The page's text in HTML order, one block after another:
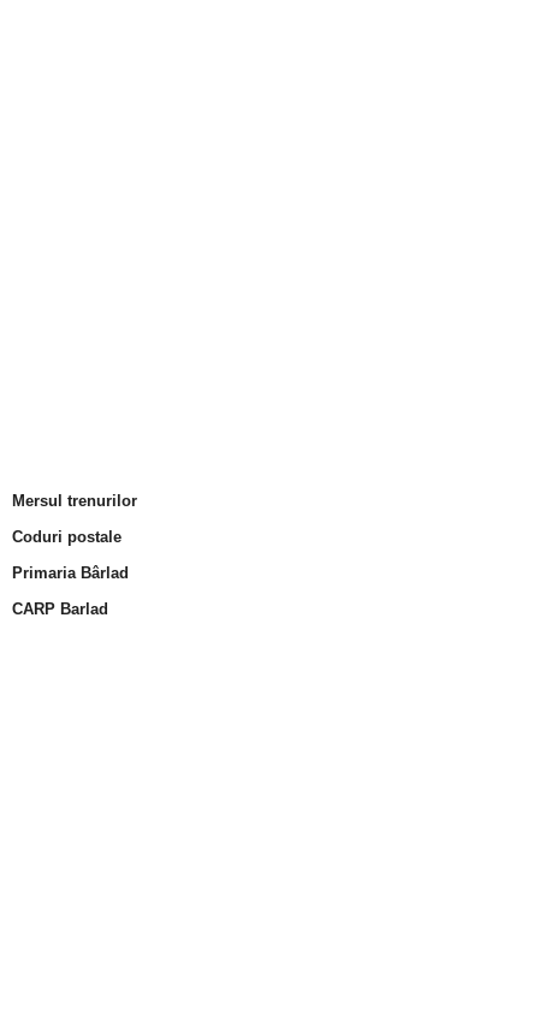
Mersul trenurilor
Coduri postale
Primaria Bârlad
CARP Barlad